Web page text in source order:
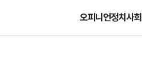
오피니언정치사회